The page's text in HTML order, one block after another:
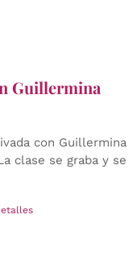
Guillermina
con Guillermina
clase se graba y se